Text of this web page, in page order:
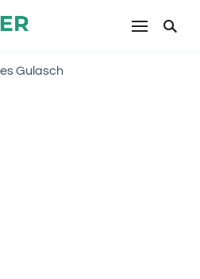
NURLECKER
Einfache & leckere Rezepte für
Gulasch